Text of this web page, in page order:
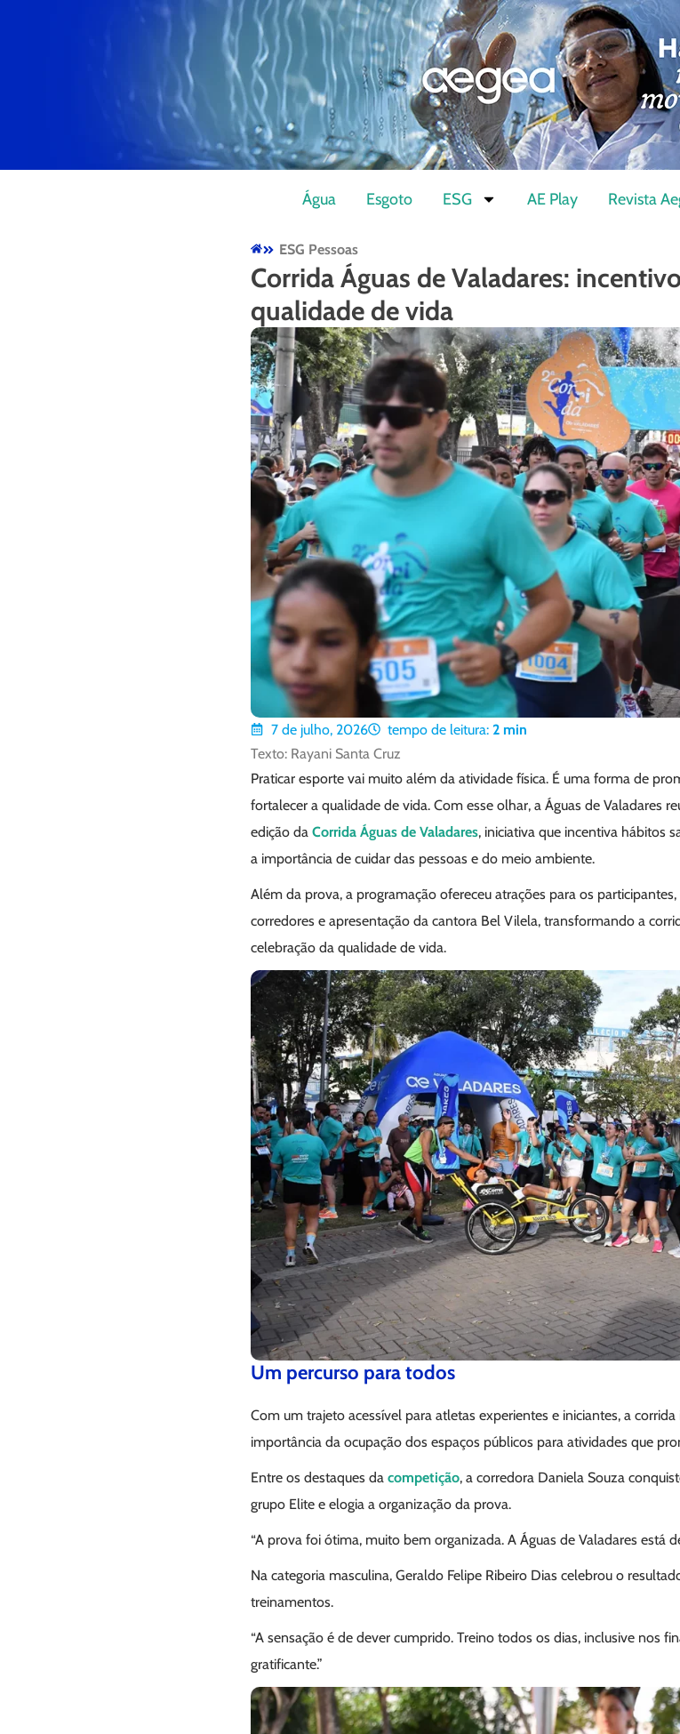
Água Esgoto ESG AE Play Revista
ESG Pessoas
Corrida Águas de Valadares:
qualidade de vida
7 de julho, 2026 tempo de leitura: 2 min
Texto: Rayani Santa Cruz
Praticar esporte vai muito além da atividade física. É uma forma de
fortalecer a qualidade de vida. Com esse olhar, a Águas de Valadares
edição da Corrida Águas de Valadares, iniciativa que incentiva hábitos
a importância de cuidar das pessoas e do meio ambiente.
Além da prova, a programação ofereceu atrações para os
corredores e apresentação da cantora Bel Vilela, transformando a
celebração da qualidade de vida.
Um percurso para todos
Com um trajeto acessível para atletas experientes e iniciantes, a
importância da ocupação dos espaços públicos para atividades que
Entre os destaques da competição, a corredora Daniela Souza
grupo Elite e elogia a organização da prova.
“A prova foi ótima, muito bem organizada. A Águas de Valadares está
Na categoria masculina, Geraldo Felipe Ribeiro Dias celebrou o
treinamentos.
“A sensação é de dever cumprido. Treino todos os dias, inclusive nos
gratificante.”